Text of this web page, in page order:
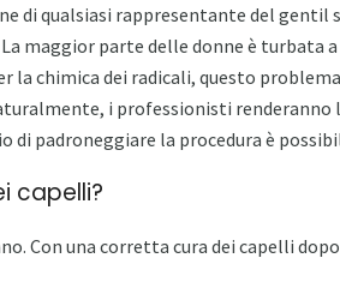
di qualsiasi rappresentante del gentil
maggior parte delle donne è turbata a
la chimica dei radicali, questo
i professionisti renderanno
padroneggiare la procedura è
capelli?
Con una corretta cura dei capelli